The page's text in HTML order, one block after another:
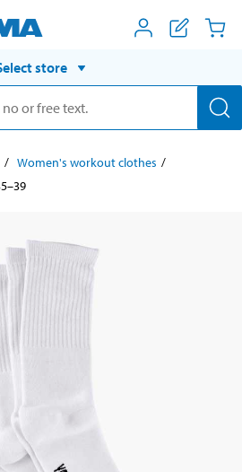
store
Women's workout clothes